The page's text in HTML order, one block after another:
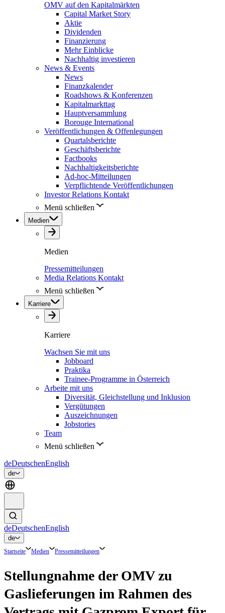
OMV auf den Kapitalmärkten
Capital Market Story
Aktie
Dividenden
Finanzierung
Mehr Einblicke
Nachhaltig investieren
News & Events
News
Finanzkalender
Roadshows & Konferenzen
Kapitalmarkttag
Hauptversammlung
Borouge International
Veröffentlichungen & Offenlegungen
Quartalsberichte
Geschäftsberichte
Factbooks
Nachhaltigkeitsberichte
Ad-hoc-Mitteilungen
Verpflichtende Veröffentlichungen
Investor Relations Kontakt
Menü schließen
Medien
Medien
Pressemitteilungen
Media Relations Kontakt
Menü schließen
Karriere
Karriere
Wachsen Sie mit uns
Jobboard
Praktika
Trainee-Programme in Österreich
Arbeite mit uns
Diversität, Gleichstellung und Inklusion
Vergütungen
Auszeichnungen
Jobstories
Team
Menü schließen
deDeutschenEnglish
de
deDeutschenEnglish
de
Startseite Medien Pressemitteilungen
Stellungnahme der OMV zu
Gaslieferungen im Rahmen des